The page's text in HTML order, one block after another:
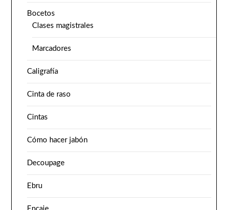
Bocetos
Clases magistrales
Marcadores
Caligrafía
Cinta de raso
Cintas
Cómo hacer jabón
Decoupage
Ebru